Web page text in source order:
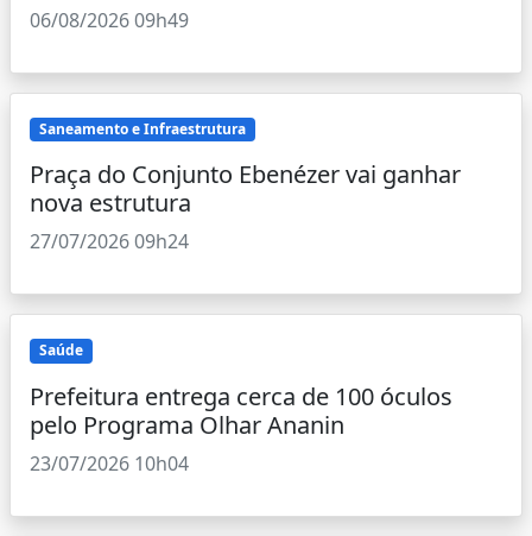
06/08/2026 09h49
Saneamento e Infraestrutura
Praça do Conjunto Ebenézer vai ganhar
nova estrutura
27/07/2026 09h24
Saúde
Prefeitura entrega cerca de 100 óculos
pelo Programa Olhar Ananin
23/07/2026 10h04